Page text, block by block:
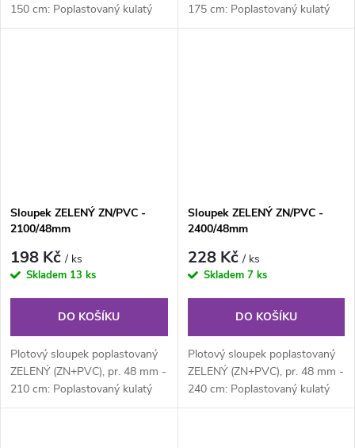
150 cm: Poplastovaný kulatý
plotový sloupek průměru 48
175 cm: Poplastovaný kulatý
plotový sloupek průměru 48
Sloupek ZELENÝ ZN/PVC -
2100/48mm
198 Kč/ ks
Skladem 13 ks
DO KOŠÍKU
Plotový sloupek poplastovaný
ZELENÝ (ZN+PVC), pr. 48 mm -
210 cm: Poplastovaný kulatý
plotový sloupek průměru 48
Sloupek ZELENÝ ZN/PVC -
2400/48mm
228 Kč/ ks
Skladem 7 ks
DO KOŠÍKU
Plotový sloupek poplastovaný
ZELENÝ (ZN+PVC), pr. 48 mm -
240 cm: Poplastovaný kulatý
plotový sloupek průměru 48